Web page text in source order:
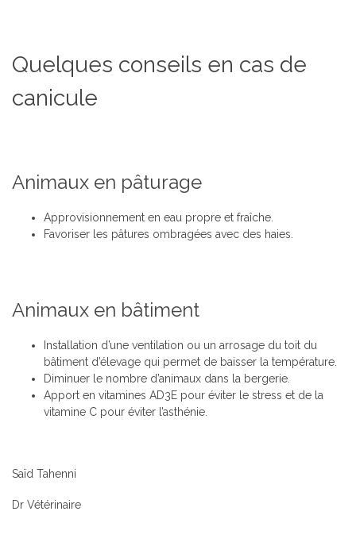
Quelques conseils en cas de
canicule
Animaux en pâturage
Approvisionnement en eau propre et fraîche.
Favoriser les pâtures ombragées avec des haies.
Animaux en bâtiment
Installation d’une ventilation ou un arrosage du toit du
bâtiment d’élevage qui permet de baisser la température.
Diminuer le nombre d’animaux dans la bergerie.
Apport en vitamines AD3E pour éviter le stress et de la
vitamine C pour éviter l’asthénie.
Saïd Tahenni
Dr Vétérinaire